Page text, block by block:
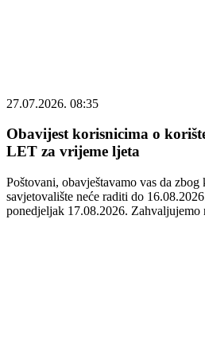
27.07.2026. 08:35
Obavijest korisnicima o
LET za vrijeme ljeta
Poštovani, obavještavamo vas da
savjetovalište neće raditi do
ponedjeljak 17.08.2026.